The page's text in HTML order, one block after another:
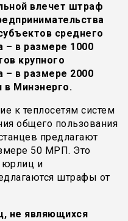
влечет штраф
среднего
– в размере 1000
крупного
– в размере 2000
в Минэнерго.
к теплосетям систем
общего пользования
предлагают
50 МРП. Это
юрлиц и
штрафы от
не являющихся